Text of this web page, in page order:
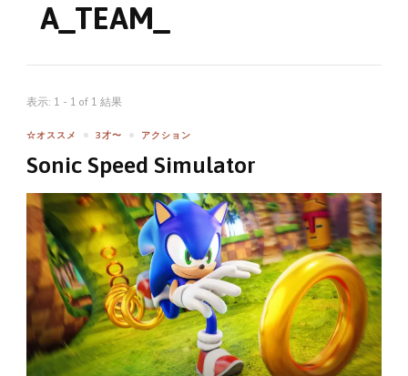
A_TEAM_
表示: 1 - 1 of 1 結果
☆オススメ 3才〜 アクション
Sonic Speed Simulator